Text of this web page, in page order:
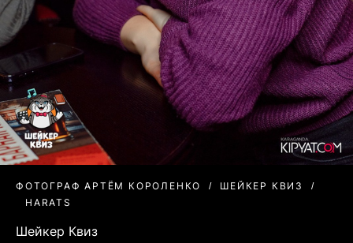
ФОТОГРАФ АРТЁМ КОРОЛЕНКО
ШЕЙКЕР КВИЗ
HARATS
Шейкер Квиз